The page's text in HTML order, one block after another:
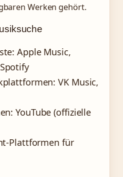
Werken gehört.
Apple Music,
VK Music,
YouTube (offizielle
Plattformen für